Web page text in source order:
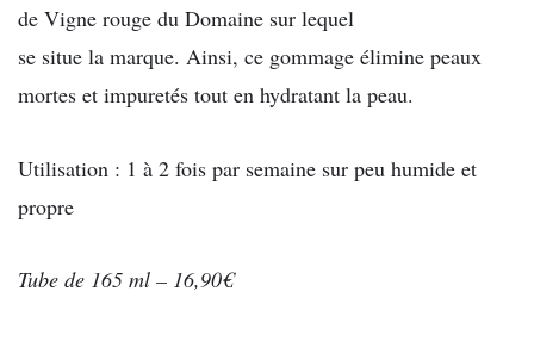
de Vigne rouge du Domaine sur lequel
se situe la marque. Ainsi, ce gommage élimine peaux
mortes et impuretés tout en hydratant la peau.
Utilisation : 1 à 2 fois par semaine sur peu humide et
propre
Tube de 165 ml – 16,90€